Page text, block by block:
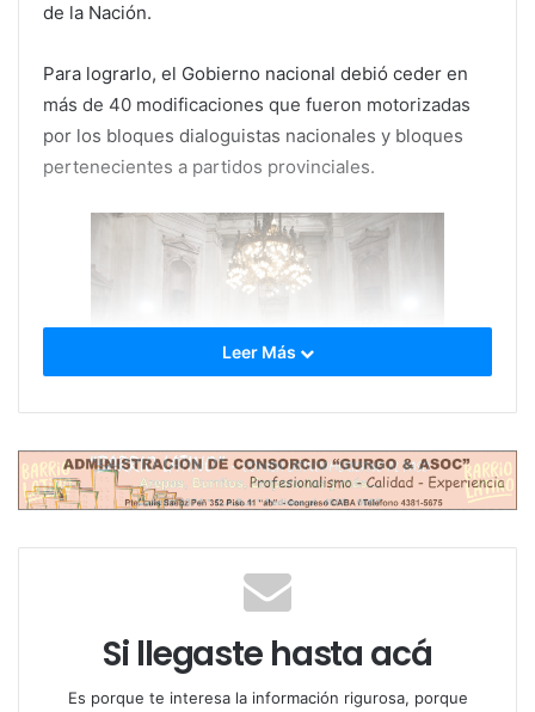
de la Nación.
Para lograrlo, el Gobierno nacional debió ceder en
más de 40 modificaciones que fueron motorizadas
por los bloques dialoguistas nacionales y bloques
pertenecientes a partidos provinciales.
A continuación uno por uno, los principales cambios
que aceptó La Libertad Avanza:
Se trata del capítulos que más cuestionamientos
aglutinaba en términos de transversalidad partidaria.
Sobre todo, la restitución de la cuarta categoría de
Leer Más
Si llegaste hasta acá
Es porque te interesa la información rigurosa, porque